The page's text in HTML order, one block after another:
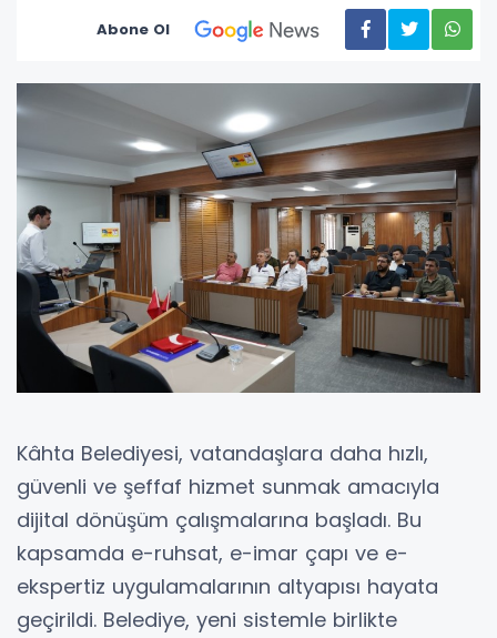
Abone Ol
Kâhta Belediyesi, vatandaşlara daha hızlı,
güvenli ve şeffaf hizmet sunmak amacıyla
dijital dönüşüm çalışmalarına başladı. Bu
kapsamda e-ruhsat, e-imar çapı ve e-
ekspertiz uygulamalarının altyapısı hayata
geçirildi. Belediye, yeni sistemle birlikte